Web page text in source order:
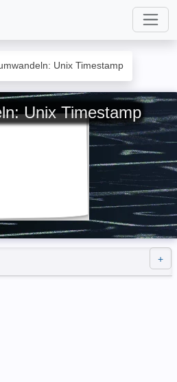
Unix Timestamp
Unix Timestamp